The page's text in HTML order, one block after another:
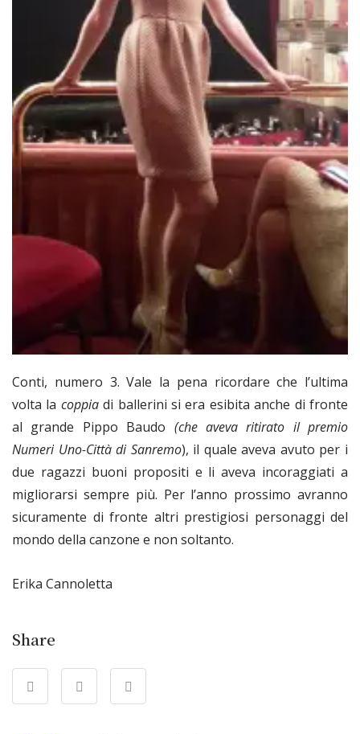
Conti, numero 3. Vale la pena ricordare che l’ultima
volta la coppiadi ballerini si era esibita anche di fronte
al grande Pippo Baudo (che aveva ritirato il premio
Numeri Uno-Città di Sanremo), il quale aveva avuto per i
due ragazzi buoni propositi e li aveva incoraggiati a
migliorarsi sempre più. Per l’anno prossimo avranno
sicuramente di fronte altri prestigiosi personaggi del
mondo della canzone e non soltanto.
Erika Cannoletta
Share